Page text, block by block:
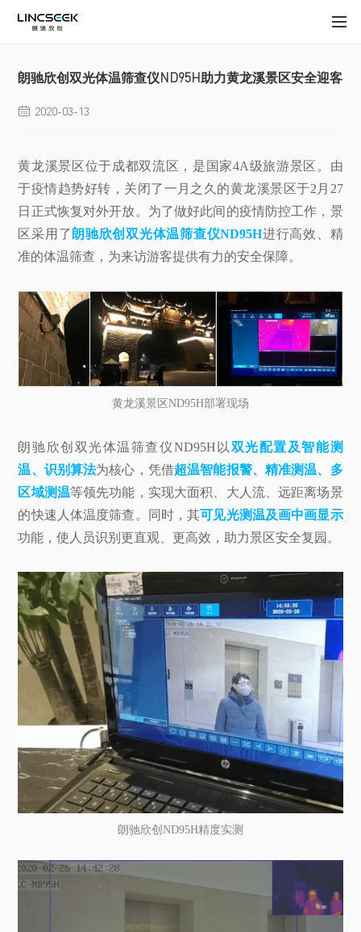
朗驰欣创双光体温筛查仪ND95H助力黄龙溪景区安全迎客
 2020-03-13
黄龙溪景区位于成都双流区，是国家4A级旅游景区。由
于疫情趋势好转，关闭了一月之久的黄龙溪景区于2月27
日正式恢复对外开放。为了做好此间的疫情防控工作，景
区采用了 朗驰欣创双光体温筛查仪ND95H进行高效、精
准的体温筛查，为来访游客提供有力的安全保障。
黄龙溪景区ND95H部署现场
朗驰欣创双光体温筛查仪ND95H以 双光配置及智能测
温、识别算法为核心，凭借超温智能报警、精准测温、多
区域测温等领先功能，实现大面积、大人流、远距离场景
的快速人体温度筛查。同时，其可见光测温及画中画显示
功能，使人员识别更直观、更高效，助力景区安全复园。
朗驰欣创ND95H精度实测